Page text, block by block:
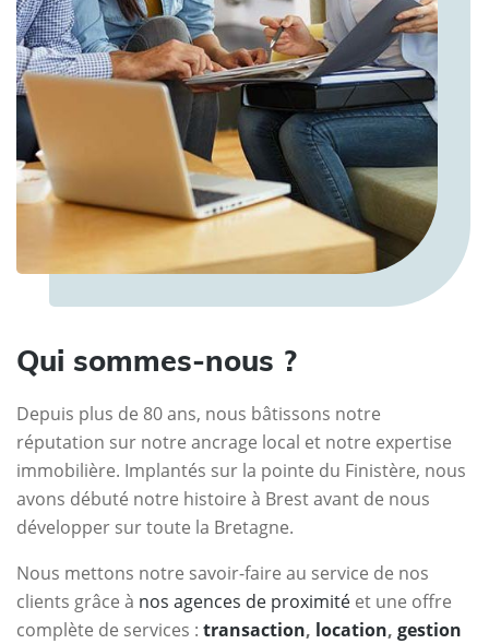
Qui sommes-nous ?
Depuis plus de 80 ans, nous bâtissons notre
réputation sur notre ancrage local et notre expertise
immobilière. Implantés sur la pointe du Finistère, nous
avons débuté notre histoire à Brest avant de nous
développer sur toute la Bretagne.
Nous mettons notre savoir-faire au service de nos
clients grâce à nos agences de proximité et une offre
complète de services : transaction, location, gestion